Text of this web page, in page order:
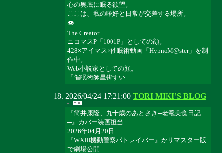
心の奥底に眠る欲望。
ここは、私の嗜好と日常が交差する場所。
👁️
The Creator
ニコマスP「1001P」としての顔。
428×アイマス×催眠術動画「HypnoM@ster」を制
作中。
Web小説家としての顔。
「催眠術師星街すい
2026/04/24 17:21:00 TORI MIKI’S BLOG
『筒井康隆、九十歳のあとさき─老耄美食日記
─』カバー装画担当
2026年04月20日
『WXIII機動警察パトレイバー』がリマスター版
で劇場公開